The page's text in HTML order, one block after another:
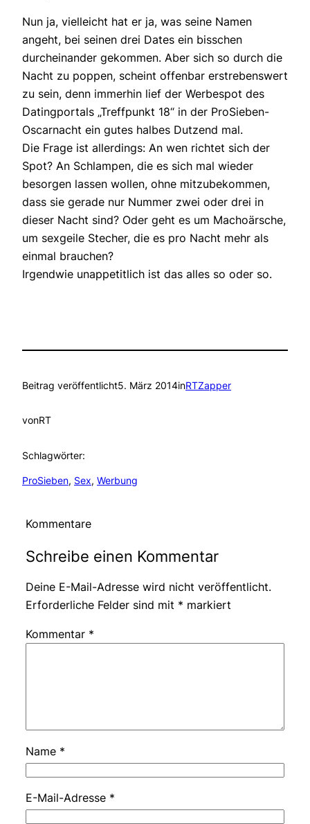
Nun ja, vielleicht hat er ja, was seine Namen
angeht, bei seinen drei Dates ein bisschen
durcheinander gekommen. Aber sich so durch die
Nacht zu poppen, scheint offenbar erstrebenswert
zu sein, denn immerhin lief der Werbespot des
Datingportals „Treffpunkt 18“ in der ProSieben-
Oscarnacht ein gutes halbes Dutzend mal.
Die Frage ist allerdings: An wen richtet sich der
Spot? An Schlampen, die es sich mal wieder
besorgen lassen wollen, ohne mitzubekommen,
dass sie gerade nur Nummer zwei oder drei in
dieser Nacht sind? Oder geht es um Machoärsche,
um sexgeile Stecher, die es pro Nacht mehr als
einmal brauchen?
Irgendwie unappetitlich ist das alles so oder so.
Beitrag veröffentlicht5. März 2014inRTZapper
vonRT
Schlagwörter:
ProSieben, Sex, Werbung
Kommentare
Schreibe einen Kommentar
Deine E-Mail-Adresse wird nicht veröffentlicht.
Erforderliche Felder sind mit * markiert
Kommentar *
Name *
E-Mail-Adresse *